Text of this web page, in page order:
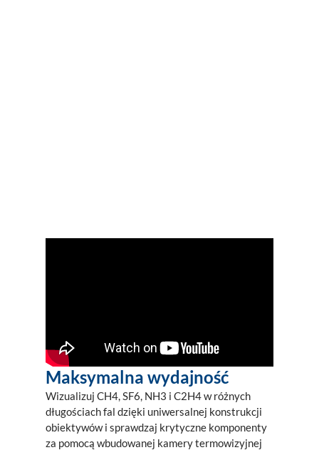
Maksymalna wydajność
Wizualizuj CH4, SF6, NH3 i C2H4 w różnych
długościach fal dzięki uniwersalnej konstrukcji
obiektywów i sprawdzaj krytyczne komponenty
za pomocą wbudowanej kamery termowizyjnej